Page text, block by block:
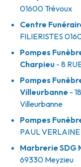
01600 Trévoux
Centre
FILIERISTES
Pompes
Charpieu - 8
Pompes
Villeurbanne -
Villeurbanne
Pompes
PAUL VERLAINE
Marbrerie SDG
69330 Meyzieu